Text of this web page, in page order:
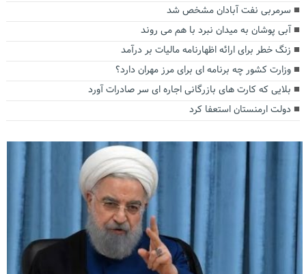
سرمربی نفت آبادان مشخص شد
آبی پوشان به میدان نبرد با هم می روند
زنگ خطر برای ارائه اظهارنامه مالیات بر درآمد
وزارت کشور چه برنامه ای برای مرز مهران دارد؟
بلایی که کارت های بازرگانی اجاره ای سر صادرات آورد
دولت ارمنستان استعفا کرد